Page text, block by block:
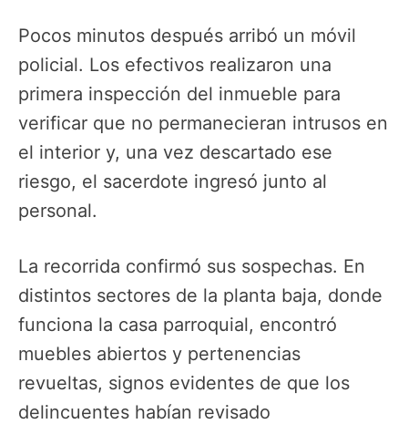
Pocos minutos después arribó un móvil
policial. Los efectivos realizaron una
primera inspección del inmueble para
verificar que no permanecieran intrusos en
el interior y, una vez descartado ese
riesgo, el sacerdote ingresó junto al
personal.
La recorrida confirmó sus sospechas. En
distintos sectores de la planta baja, donde
funciona la casa parroquial, encontró
muebles abiertos y pertenencias
revueltas, signos evidentes de que los
delincuentes habían revisado